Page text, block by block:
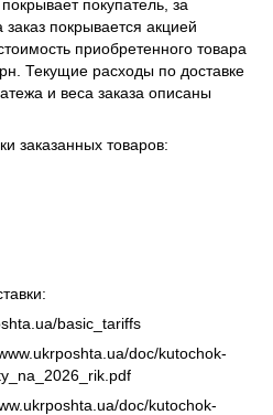
покупатель, за
покрывается акцией
приобретенного товара
Текущие расходы по доставке
и веса заказа описаны
заказанных товаров:
basic_tariffs
doc/kutochok-
doc/kutochok-